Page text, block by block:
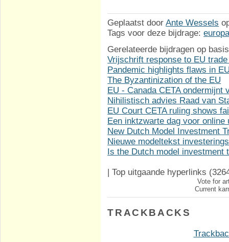
Geplaatst doorAnte Wessels
Tags voor deze bijdrage:
Gerelateerde bijdragen op
Vrijschrift response to EU
Pandemic highlights flaws in
The Byzantinization of the EU
EU - Canada CETA ondermijnt
Nihilistisch advies Raad van
EU Court CETA ruling shows
Een inktzwarte dag voor online
New Dutch Model Investment
Nieuwe modeltekst
Is the Dutch model investment
| Top uitgaande hyperlinks
Vote for
Current
TRACKBACKS